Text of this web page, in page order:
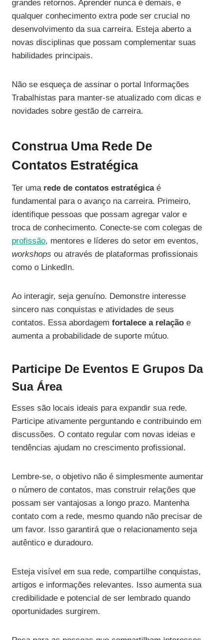
grandes retornos. Aprender nunca é demais, e
qualquer conhecimento extra pode ser crucial no
desenvolvimento da sua carreira. Esteja aberto a
novas disciplinas que possam complementar suas
habilidades principais.
Não se esqueça de assinar o portal Informações
Trabalhistas para manter-se atualizado com dicas e
novidades sobre gestão de carreira.
Construa Uma Rede De
Contatos Estratégica
Ter uma rede de contatos estratégicaé
fundamental para o avanço na carreira. Primeiro,
identifique pessoas que possam agregar valor e
troca de conhecimento. Conecte-se com colegas de
profissão, mentores e líderes do setor em eventos,
workshops ou através de plataformas profissionais
como o LinkedIn.
Ao interagir, seja genuíno. Demonstre interesse
sincero nas conquistas e atividades de seus
contatos. Essa abordagem fortalece a relação e
aumenta a probabilidade de suporte mútuo.
Participe De Eventos E Grupos Da
Sua Área
Esses são locais ideais para expandir sua rede.
Participe ativamente perguntando e contribuindo em
discussões. O contato regular com novas ideias e
tendências ajudam no crescimento profissional.
Lembre-se, o objetivo não é simplesmente aumentar
o número de contatos, mas construir relações que
possam ser vantajosas a longo prazo. Mantenha
contato com a rede, mesmo quando não precisar de
um favor. Isso garantirá que o relacionamento seja
autêntico e duradouro.
Esteja visível em sua rede, compartilhe conquistas,
artigos e informações relevantes. Isso aumenta sua
credibilidade e potencial de ser lembrado quando
oportunidades surgirem.